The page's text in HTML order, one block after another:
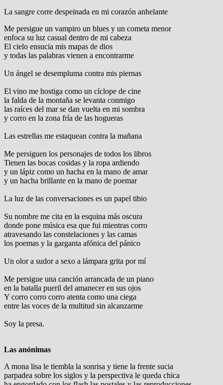
La sangre corre despeinada en mi corazón anhelante
Me persigue un vampiro un blues y un cometa menor
enfoca su luz casual dentro de mi cabeza
El cielo ensucia mis mapas de dios
y todas las palabras vienen a encontrarme
Un ángel se desempluma contra mis piernas
El vino me hostiga como un cíclope de cine
la falda de la montaña se levanta conmigo
las raíces del mar se dan vuelta en mi sombra
y corro en la zona fría de las hogueras
Las estrellas me estaquean contra la mañana
Me persiguen los personajes de todos los libros
Tienen las bocas cosidas y la ropa ardiendo
y un lápiz como un hacha en la mano de amar
y un hacha brillante en la mano de poemar
La luz de las conversaciones es un papel tibio
Su nombre me cita en la esquina más oscura
donde pone música esa que fui mientras corro
atravesando las constelaciones y las camas
los poemas y la garganta afónica del pánico
Un olor a sudor a sexo a lámpara grita por mí
Me persigue una canción arrancada de un piano
en la batalla pueril del amanecer en sus ojos
Y corro corro corro atenta como una ciega
entre las voces de la multitud sin alcanzarme
Soy la presa.
Las anónimas
A mona lisa le tiembla la sonrisa y tiene la frente sucia
parpadea sobre los siglos y la perspectiva le queda chica